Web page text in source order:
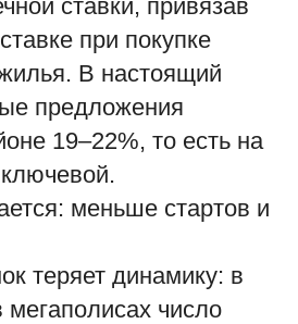
ставки, привязав
при покупке
В настоящий
предложения
19–22%, то есть на
меньше стартов и
теряет динамику: в
мегаполисах число